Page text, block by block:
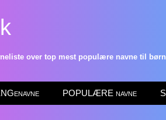
over top mest populære navne til børn
POPULÆRE navne